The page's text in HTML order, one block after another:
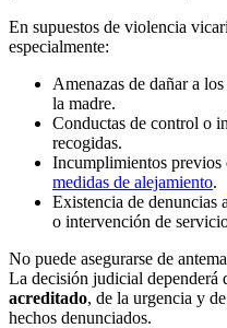
En supuestos de violencia
especialmente:
Amenazas de dañar a
la madre.
Conductas de control o
recogidas.
Incumplimientos previos
medidas de alejamiento.
Existencia de denuncias
o intervención de
No puede asegurarse de
La decisión judicial dependerá
acreditado, de la urgencia y
hechos denunciados.